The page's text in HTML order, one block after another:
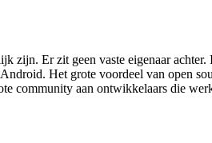
zijn. Er zit geen vaste eigenaar achter.
Het grote voordeel van open
community aan ontwikkelaars die